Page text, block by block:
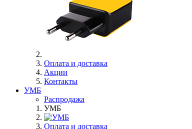
Оплата и доставка
Акции
Контакты
УМБ
Распродажа
УМБ
Оплата и доставка